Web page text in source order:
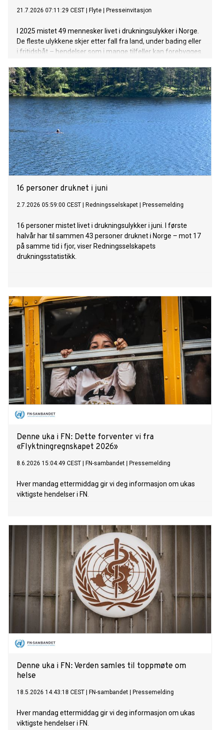
21.7.2026 07:11:29 CEST Flyte Presseinvitasjon
I 2025 mistet 49 mennesker livet i drukningsulykker i Norge.
De fleste ulykkene skjer etter fall fra land, under bading eller
i fritidsbåt – hendelser som i mange tilfeller kan forebygges.
drukning.
16 personer druknet i juni
2.7.2026 05:59:00 CEST Redningsselskapet Pressemelding
16 personer mistet livet i drukningsulykker i juni. I første
halvår har til sammen 43 personer druknet i Norge – mot 17
på samme tid i fjor, viser Redningsselskapets
drukningsstatistikk.
Denne uka i FN: Dette forventer vi fra
«Flyktningregnskapet 2026»
8.6.2026 15:04:49 CEST FN-sambandet Pressemelding
Hver mandag ettermiddag gir vi deg informasjon om ukas
viktigste hendelser i FN.
Denne uka i FN: Verden samles til toppmøte om
helse
18.5.2026 14:43:18 CEST FN-sambandet Pressemelding
Hver mandag ettermiddag gir vi deg informasjon om ukas
viktigste hendelser i FN.